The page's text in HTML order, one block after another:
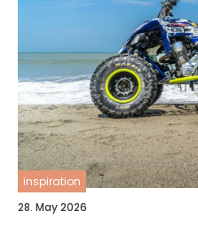
inspiration
28. May 2026